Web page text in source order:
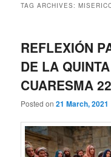
TAG ARCHIVES:
REFLEXIÓN
DE LA
CUARESMA
Posted on21 March, 2021